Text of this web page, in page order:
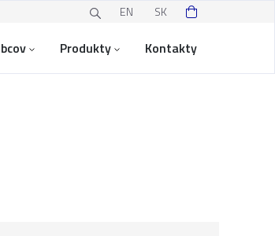
EN SK
Produkty Kontakty